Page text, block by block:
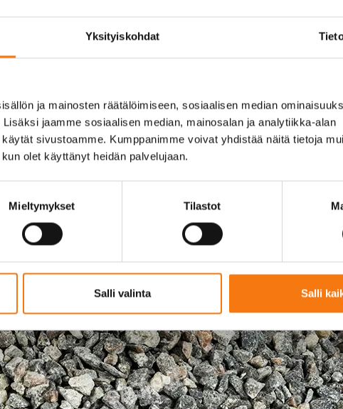
Yksityiskohdat
ja mainosten räätälöimiseen, sosiaalisen median
jaamme sosiaalisen median, mainosalan ja analytiikka-alan
sivustoamme. Kumppanimme voivat yhdistää näitä tietoja
olet käyttänyt heidän palvelujaan.
Mieltymykset Tilastot
Salli valinta Salli